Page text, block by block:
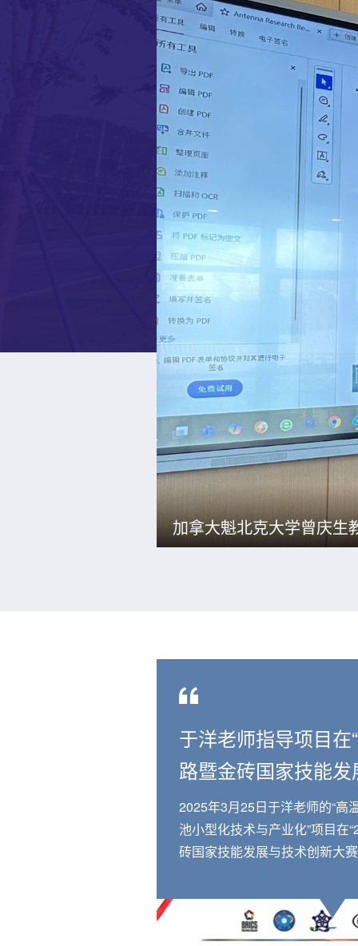
加拿大魁北克大学曾庆生
于洋老师指导项目在
路暨金砖国家技能
大赛之技术创新赛国
一等奖
2025年3月25日于洋老师的“高
池小型化技术与产业化”项目在
砖国家技能发展与技术创新大
号：BRICS-TI-202503-071。